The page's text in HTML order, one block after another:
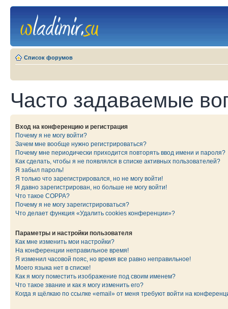
Список форумов
Часто задаваемые
Вход на конференцию и регистрация
Почему я не могу войти?
Зачем мне вообще нужно регистрироваться?
Почему мне периодически приходится повторять ввод имени и пароля?
Как сделать, чтобы я не появлялся в списке активных пользователей?
Я забыл пароль!
Я только что зарегистрировался, но не могу войти!
Я давно зарегистрирован, но больше не могу войти!
Что такое COPPA?
Почему я не могу зарегистрироваться?
Что делает функция «Удалить cookies конференции»?
Параметры и настройки пользователя
Как мне изменить мои настройки?
На конференции неправильное время!
Я изменил часовой пояс, но время все равно неправильное!
Моего языка нет в списке!
Как я могу поместить изображение под своим именем?
Что такое звание и как я могу изменить его?
Когда я щёлкаю по ссылке «email» от меня требуют войти на